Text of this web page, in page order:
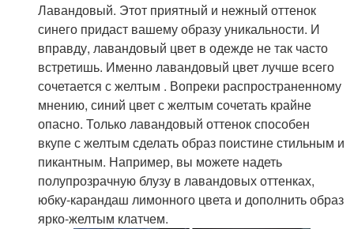
Лавандовый. Этот приятный и нежный оттенок
синего придаст вашему образу уникальности. И
вправду, лавандовый цвет в одежде не так часто
встретишь. Именно лавандовый цвет лучше всего
сочетается с желтым . Вопреки распространенному
мнению, синий цвет с желтым сочетать крайне
опасно. Только лавандовый оттенок способен
вкупе с желтым сделать образ поистине стильным и
пикантным. Например, вы можете надеть
полупрозрачную блузу в лавандовых оттенках,
юбку-карандаш лимонного цвета и дополнить образ
ярко-желтым клатчем.